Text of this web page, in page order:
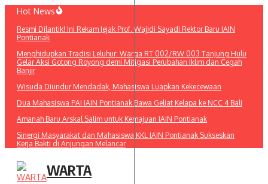
Lewati
konten
Hot News
Resmi Dilantik! Ini Rekam Jejak Prof. Wajidi Sayadi Rektor Baru IAIN
Pontianak
Menghidupkan Tradisi Leluhur: Warga RT 002/RW 003 Tanjung Hulu
Gelar Aksi Gotong Royong demi Mitigasi Perubahan Iklim dan Cegah
Banjir
Wisuda Diundur Mendadak, Mahasiswa Luapkan Kekecewaan
Dua Mahasiswa PAI IAIN Pontianak Bawa Geliat Kelapa ke NCC 4 Bali
Amanah Baru Arskal Salim untuk Kemajuan IAIN Pontianak
Sinergi Masyarakat dan Mahasiswa KKL IAIN Pontianak Sukseskan
Kerja Bakti di Anjungan Melancar
WARTA